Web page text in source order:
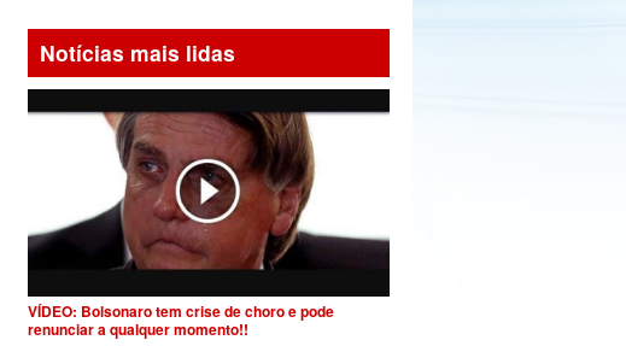
Notícias mais lidas
VÍDEO: Bolsonaro tem crise de choro e pode
renunciar a qualquer momento!!